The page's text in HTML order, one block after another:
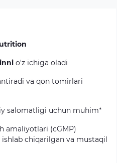
o'z ichiga oladi
va qon tomirlari
salomatligi uchun muhim*
amaliyotlari (cGMP)
ishlab chiqarilgan va mustaqil